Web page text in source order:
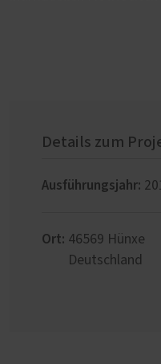
Details zum
Ausführungsjahr:
Ort: 46569 Hünxe
Deutschland